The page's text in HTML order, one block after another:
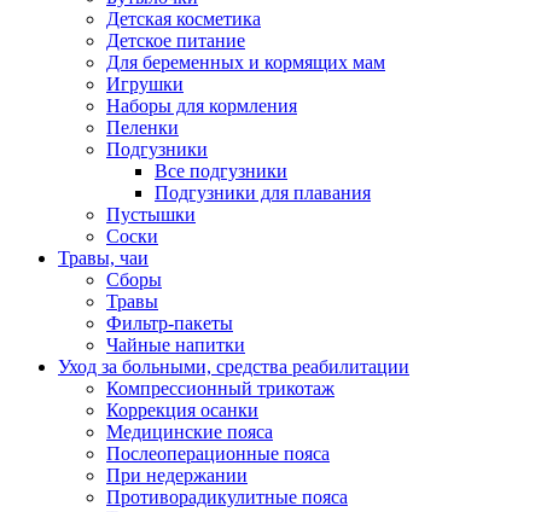
Детская косметика
Детское питание
Для беременных и кормящих мам
Игрушки
Наборы для кормления
Пеленки
Подгузники
Все подгузники
Подгузники для плавания
Пустышки
Соски
Травы, чаи
Сборы
Травы
Фильтр-пакеты
Чайные напитки
Уход за больными, средства реабилитации
Компрессионный трикотаж
Коррекция осанки
Медицинские пояса
Послеоперационные пояса
При недержании
Противорадикулитные пояса